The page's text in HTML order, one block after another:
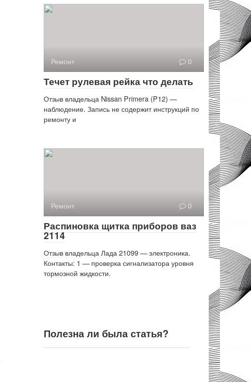
Ремонт 0
Течет рулевая рейка что делать
Отзыв владельца Nissan Primera (P12) —
наблюдение. Запись не содержит инструкций по
ремонту и
Ремонт 0
Распиновка щитка приборов ваз
2114
Отзыв владельца Лада 21099 — электроника.
Контакты: 1 — проверка сигнализатора уровня
тормозной жидкости.
Полезна ли была статья?